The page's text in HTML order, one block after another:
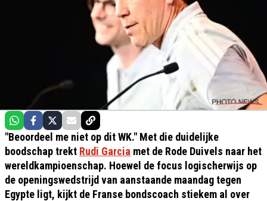
"Beoordeel me niet op dit WK." Met die duidelijke
boodschap trekt Rudi Garcia met de Rode Duivels naar het
wereldkampioenschap. Hoewel de focus logischerwijs op
de openingswedstrijd van aanstaande maandag tegen
Egypte ligt, kijkt de Franse bondscoach stiekem al over